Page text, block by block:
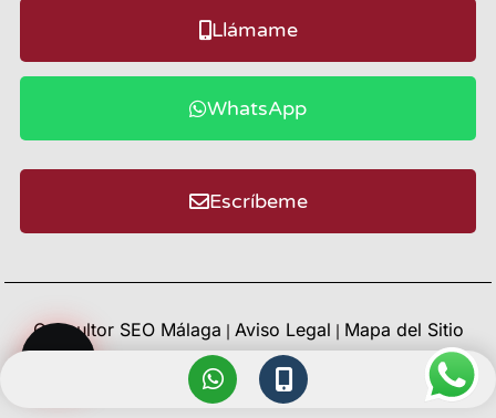
Llámame
WhatsApp
Escríbeme
Consultor SEO Málaga | Aviso Legal | Mapa del Sitio
© Todos los derechos reservados 2025